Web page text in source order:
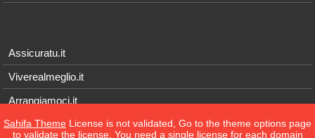
Assicuratu.it
Viverealmeglio.it
Arrangiamoci.it
Tecnichef.it
Sahifa Theme License is not validated, Go to the theme options page
to validate the license, You need a single license for each domain